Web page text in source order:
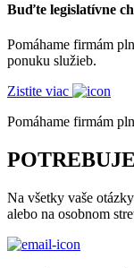
Buďte legislatívne
Pomáhame firmám
ponuku služieb.
Zistite viac
Pomáhame firmám
Na všetky vaše
alebo na osobnom